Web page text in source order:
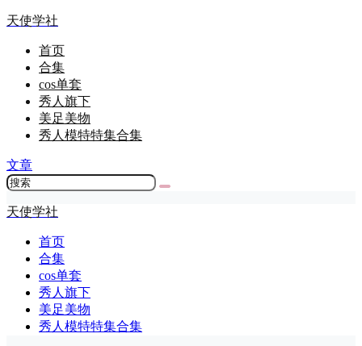
天使学社
首页
合集
cos单套
秀人旗下
美足美物
秀人模特特集合集
文章
天使学社
首页
合集
cos单套
秀人旗下
美足美物
秀人模特特集合集